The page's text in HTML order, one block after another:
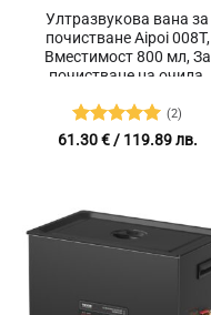
Ултразвукова вана за
почистване Aipoi 008T,
Вместимост 800 мл, За
почистване на очила,
Оценено с
(2)
61.30€/ 119.89 лв.